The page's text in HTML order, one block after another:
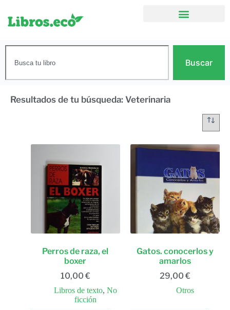
Buscar
Resultados de tu búsqueda: Veterinaria
Perros de raza, el
boxer
10,00 €
Libros de texto,No
ficción
Gatos. conocerlos y
amarlos
29,00 €
Otros